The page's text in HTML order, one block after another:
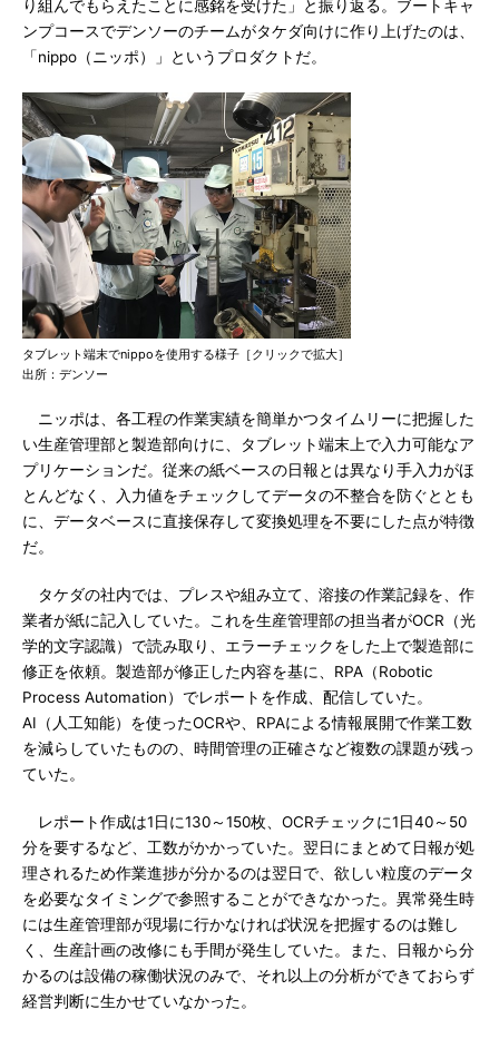
り組んでもらえたことに感銘を受けた」と振り返る。ブートキャ
ンプコースでデンソーのチームがタケダ向けに作り上げたのは、
「nippo（ニッポ）」というプロダクトだ。
タブレット端末でnippoを使用する様子［クリックで拡大］
出所：デンソー
ニッポは、各工程の作業実績を簡単かつタイムリーに把握した
い生産管理部と製造部向けに、タブレット端末上で入力可能なア
プリケーションだ。従来の紙ベースの日報とは異なり手入力がほ
とんどなく、入力値をチェックしてデータの不整合を防ぐととも
に、データベースに直接保存して変換処理を不要にした点が特徴
だ。
タケダの社内では、プレスや組み立て、溶接の作業記録を、作
業者が紙に記入していた。これを生産管理部の担当者がOCR（光
学的文字認識）で読み取り、エラーチェックをした上で製造部に
修正を依頼。製造部が修正した内容を基に、RPA（Robotic
Process Automation）でレポートを作成、配信していた。
AI（人工知能）を使ったOCRや、RPAによる情報展開で作業工数
を減らしていたものの、時間管理の正確さなど複数の課題が残っ
ていた。
レポート作成は1日に130～150枚、OCRチェックに1日40～50
分を要するなど、工数がかかっていた。翌日にまとめて日報が処
理されるため作業進捗が分かるのは翌日で、欲しい粒度のデータ
を必要なタイミングで参照することができなかった。異常発生時
には生産管理部が現場に行かなければ状況を把握するのは難し
く、生産計画の改修にも手間が発生していた。また、日報から分
かるのは設備の稼働状況のみで、それ以上の分析ができておらず
経営判断に生かせていなかった。